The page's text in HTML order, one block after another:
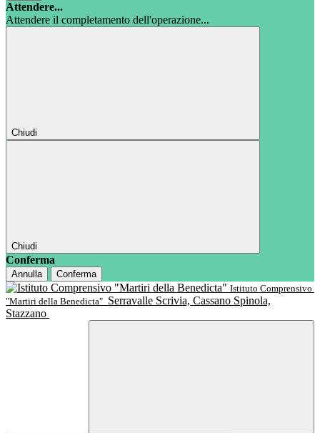
Attendere...
Attendere il completamento dell'operazione...
Chiudi
Chiudi
Conferma
Annulla
Conferma
Istituto Comprensivo
"Martiri della Benedicta" Serravalle Scrivia, Cassano Spinola,
Stazzano